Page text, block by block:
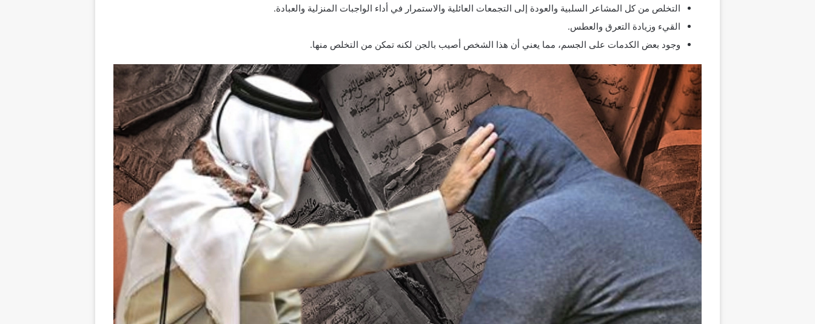
التخلص من كل المشاعر السلبية والعودة إلى التجمعات العائلية والاستمرار في أداء الواجبات المنزلية والعبادة.
القيء وزيادة التعرق والعطس.
وجود بعض الكدمات على الجسم، مما يعني أن هذا الشخص أصيب بالجن لكنه تمكن من التخلص منها.